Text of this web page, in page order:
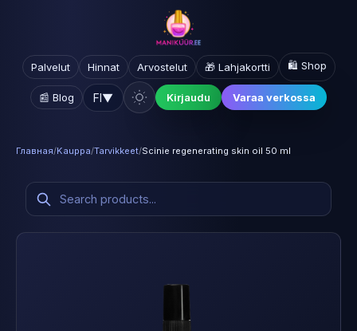
Palvelut Hinnat Arvostelut 🎁 Lahjakortti 🛍️ Shop
📰 Blog FI▼ Kirjaudu Varaa verkossa
Главная/Kauppa/Tarvikkeet/Scinie regenerating skin oil 50 ml